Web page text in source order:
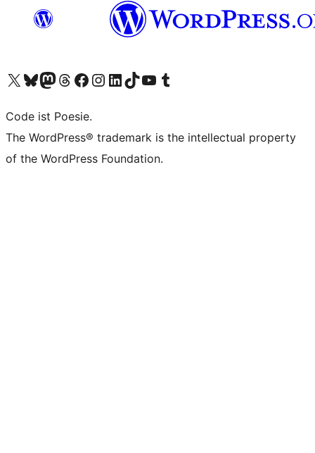
Unser X-Konto (früher Twitter) besuchen
Unser Bluesky-Konto besuchen
Unser Mastodon-Konto besuchen
Unser Threads-Konto besuchen
Unsere Facebook-Seite besuchen
Unser Instagram-Konto besuchen
Unser LinkedIn-Konto besuchen
Unser TikTok-Konto besuchen
Unseren YouTube-Kanal besuchen
Unser Tumblr-Konto besuchen
Code ist Poesie.
The WordPress® trademark is the intellectual property
of the WordPress Foundation.